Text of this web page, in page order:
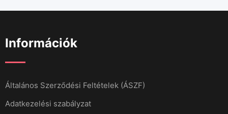
Információk
Általános Szerződési Feltételek (ÁSZF)
Adatkezelési szabályzat